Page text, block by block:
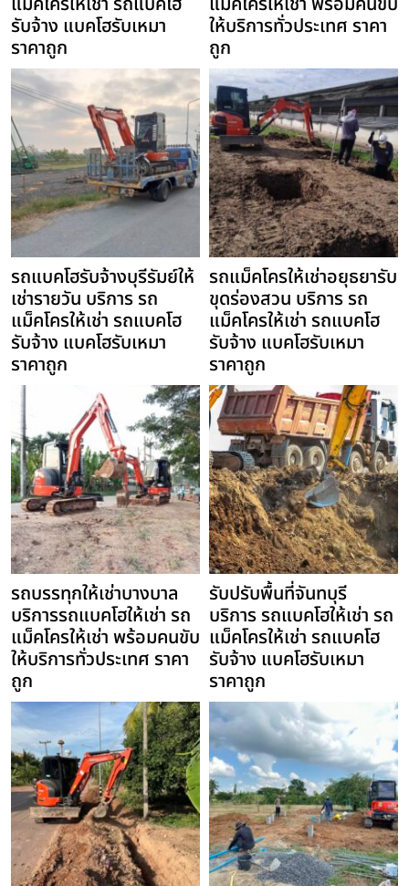
รับจ้าง แบคโฮรับเหมา
ราคาถูก
ให้บริการทั่วประเทศ ราคา
ถูก
รถแบคโฮรับจ้างบุรีรัมย์ให้
เช่ารายวัน บริการ รถ
แม็คโครให้เช่า รถแบคโฮ
รับจ้าง แบคโฮรับเหมา
ราคาถูก
รถแม็คโครให้เช่าอยุธยารับ
ขุดร่องสวน บริการ รถ
แม็คโครให้เช่า รถแบคโฮ
รับจ้าง แบคโฮรับเหมา
ราคาถูก
รถบรรทุกให้เช่าบางบาล
บริการรถแบคโฮให้เช่า รถ
แม็คโครให้เช่า พร้อมคนขับ
ให้บริการทั่วประเทศ ราคา
ถูก
รับปรับพื้นที่จันทบุรี
บริการ รถแบคโฮให้เช่า รถ
แม็คโครให้เช่า รถแบคโฮ
รับจ้าง แบคโฮรับเหมา
ราคาถูก